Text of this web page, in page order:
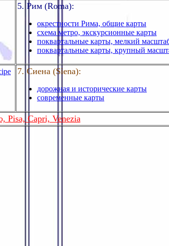
5. Рим (Roma):
окрестности Рима, общие карты
схема метро, экскурсионные карты
поквартальные карты, мелкий
поквартальные карты, крупный
7. Сиена (Siena):
дорожная и исторические карты
современные карты
Pisa, Capri, Venezia